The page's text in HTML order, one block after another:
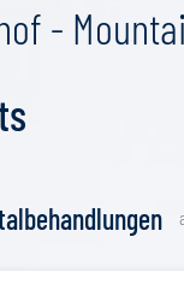
-